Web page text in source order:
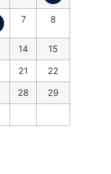
7 8
14
15
21
22
28
29